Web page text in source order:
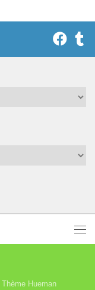
Thème Hueman